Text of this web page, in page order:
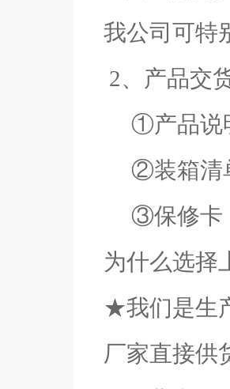
我公司可特
2、产品交
①产品说
②装箱清
③保修卡
为什么选择
★我们是生
厂家直接